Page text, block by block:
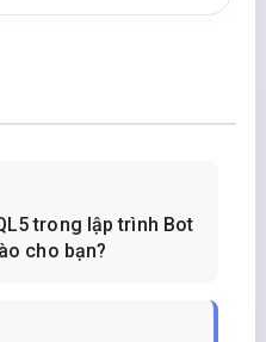
trong lập trình Bot
cho bạn?